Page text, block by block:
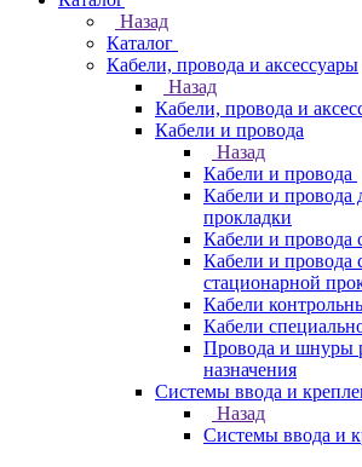
Назад
Каталог
Кабели, провода и аксессуары
Назад
Кабели, провода и
Кабели и провода
Назад
Кабели и провода
Кабели и провода
прокладки
Кабели и провода
Кабели и провода
стационарной
Кабели
Кабели
Провода и шнуры
назначения
Системы ввода и
Назад
Системы ввода и